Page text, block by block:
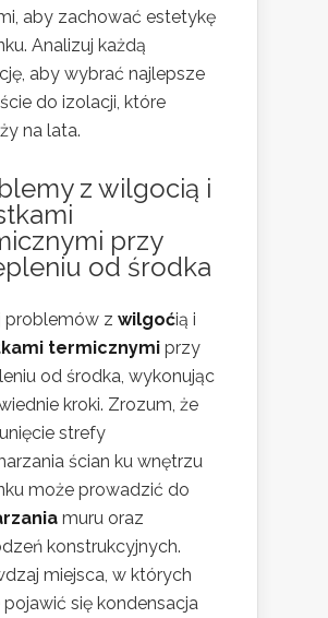
aby zachować estetykę
Analizuj każdą
aby wybrać najlepsze
do izolacji, które
na lata.
z wilgocią i
przy
od środka
problemów z wilgoćią i
termicznymi przy
od środka, wykonując
kroki. Zrozum, że
strefy
ścian ku wnętrzu
może prowadzić do
muru oraz
konstrukcyjnych.
miejsca, w których
się kondensacja